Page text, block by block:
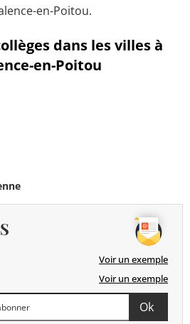
en-Poitou.
dans les villes à
en-Poitou
Voir un exemple
Voir un exemple